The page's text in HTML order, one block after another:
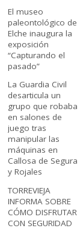
El museo
paleontológico de
Elche inaugura la
exposición
“Capturando el
pasado”
La Guardia Civil
desarticula un
grupo que robaba
en salones de
juego tras
manipular las
máquinas en
Callosa de Segura
y Rojales
TORREVIEJA
INFORMA SOBRE
CÓMO DISFRUTAR
CON SEGURIDAD